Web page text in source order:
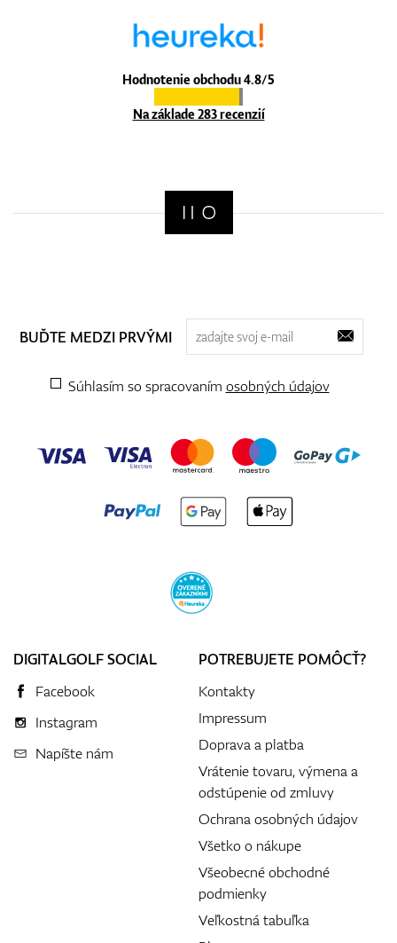
Hodnotenie obchodu 4.8/5
Na základe 283 recenzií
BUĎTE MEDZI PRVÝMI
Súhlasím so spracovaním osobných údajov
DIGITALGOLF SOCIAL
Facebook
Instagram
Napíšte nám
POTREBUJETE POMÔCŤ?
Kontakty
Impressum
Doprava a platba
Vrátenie tovaru, výmena a
odstúpenie od zmluvy
Ochrana osobných údajov
Všetko o nákupe
Všeobecné obchodné
podmienky
Veľkostná tabuľka